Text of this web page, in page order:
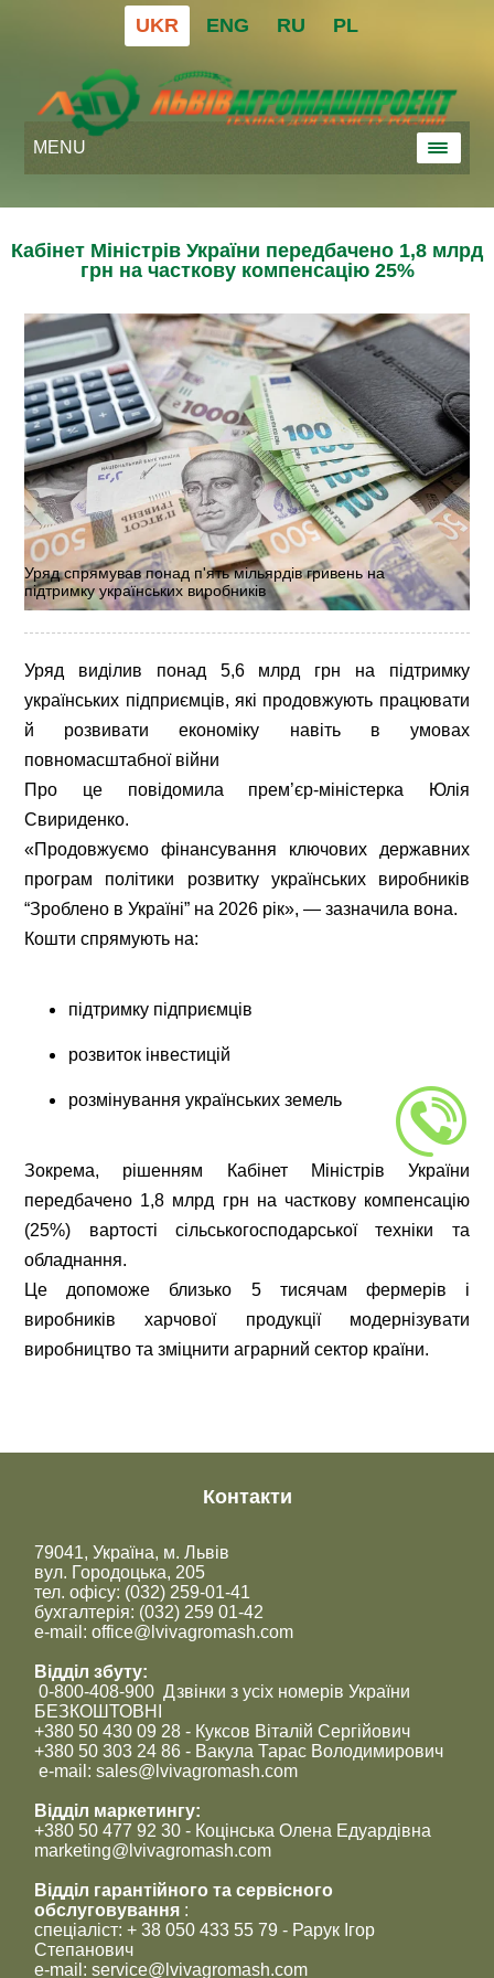
UKR ENG RU PL
MENU
Кабінет Міністрів України передбачено 1,8 млрд
грн на часткову компенсацію 25%
Уряд спрямував понад п'ять мільярдів гривень на
підтримку українських виробників
Уряд виділив понад 5,6 млрд грн на підтримку
українських підприємців, які продовжують працювати
й розвивати економіку навіть в умовах
повномасштабної війни
Про це повідомила прем’єр-міністерка Юлія
Свириденко.
«Продовжуємо фінансування ключових державних
програм політики розвитку українських виробників
“Зроблено в Україні” на 2026 рік», — зазначила вона.
Кошти спрямують на:
підтримку підприємців
розвиток інвестицій
розмінування українських земель
Зокрема, рішенням Кабінет Міністрів України
передбачено 1,8 млрд грн на часткову компенсацію
(25%) вартості сільськогосподарської техніки та
обладнання.
Це допоможе близько 5 тисячам фермерів і
виробників харчової продукції модернізувати
виробництво та зміцнити аграрний сектор країни.
Контакти
79041, Україна, м. Львів
вул. Городоцька, 205
тел. офісу: (032) 259-01-41
бухгалтерія: (032) 259 01-42
e-mail: office@lvivagromash.com
Відділ збуту:
0-800-408-900 Дзвінки з усіх номерів України
БЕЗКОШТОВНІ
+380 50 430 09 28 - Куксов Віталій Сергійович
+380 50 303 24 86 - Вакула Тарас Володимирович
e-mail: sales@lvivagromash.com
Відділ маркетингу:
+380 50 477 92 30 - Коцінська Олена Едуардівна
marketing@lvivagromash.com
Відділ гарантійного та сервісного
обслуговування :
спеціаліст: + 38 050 433 55 79 - Рарук Ігор
Степанович
e-mail: service@lvivagromash.com